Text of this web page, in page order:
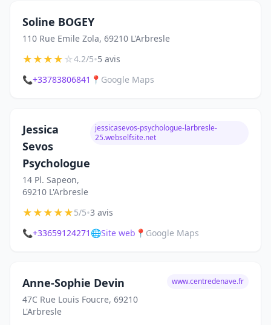
Soline BOGEY
110 Rue Emile Zola, 69210 L'Arbresle
★★★★☆4.2/5•5 avis
📞+33783806841 📍 Google Maps
Jessica
Sevos
Psychologue
14 Pl. Sapeon,
69210 L'Arbresle
jessicasevos-psychologue-larbresle-
25.webselfsite.net
★★★★★5/5•3 avis
📞+33659124271 🌐Site web 📍 Google Maps
Anne-Sophie Devin
47C Rue Louis Foucre, 69210
L'Arbresle
www.centredenave.fr